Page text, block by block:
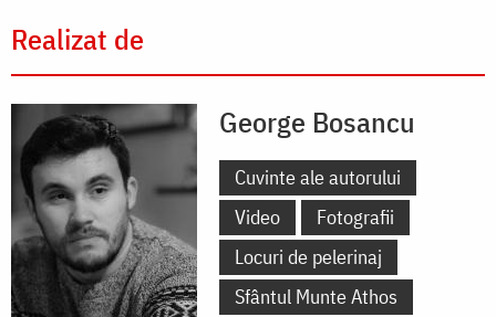
Realizat de
George Bosancu
Cuvinte ale autorului
Video
Fotografii
Locuri de pelerinaj
Sfântul Munte Athos